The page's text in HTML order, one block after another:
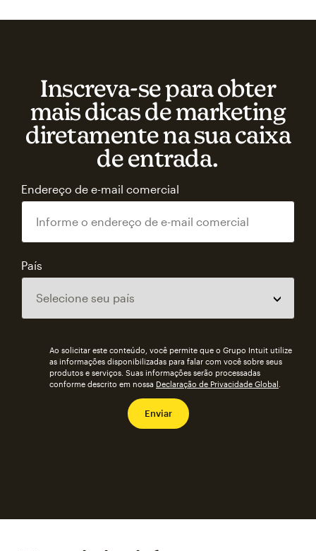
Inscreva‑se para obter
mais dicas de marketing
diretamente na sua caixa
de entrada.
Endereço de e-mail comercial
País
Ao solicitar este conteúdo, você permite que o Grupo Intuit utilize
as informações disponibilizadas para falar com você sobre seus
produtos e serviços. Suas informações serão processadas
conforme descrito em nossa Declaração de Privacidade Global